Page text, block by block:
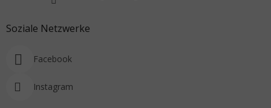
Soziale Netzwerke
Facebook
Instagram